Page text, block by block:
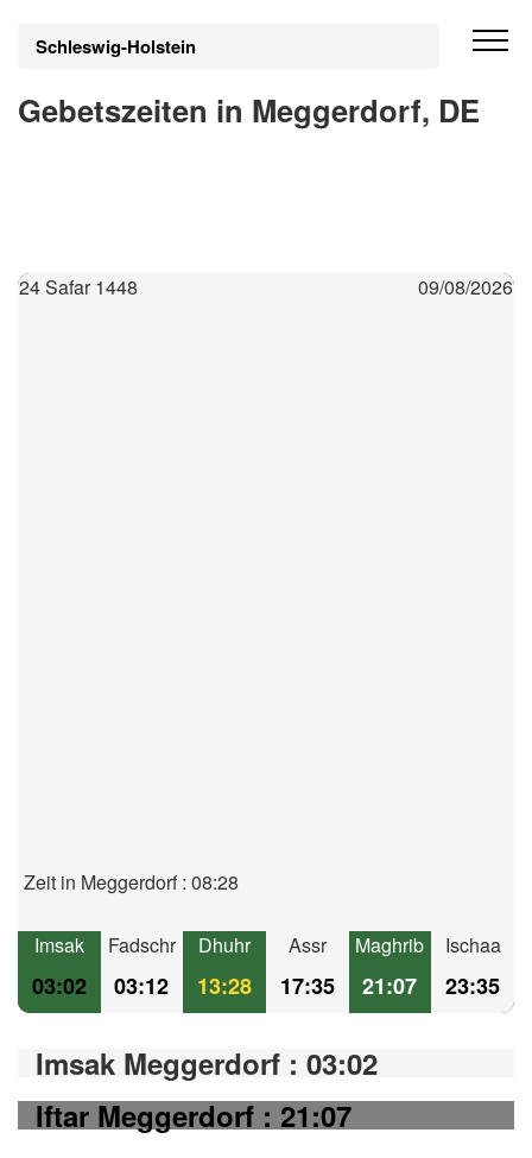
Schleswig-Holstein
Gebetszeiten in Meggerdorf, DE
24 Safar 1448 09/08/2026
Zeit in Meggerdorf : 08:28
Imsak
03:02
Fadschr
03:12
Dhuhr
13:28
Assr
17:35
Maghrib
21:07
Ischaa
23:35
Imsak Meggerdorf : 03:02
Iftar Meggerdorf : 21:07